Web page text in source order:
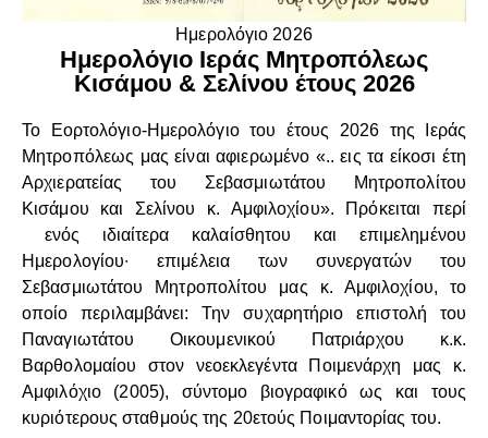
Ημερολόγιο 2026
Ημερολόγιο Ιεράς Μητροπόλεως
Κισάμου & Σελίνου έτους 2026
Το Εορτολόγιο-Ημερολόγιο του έτους 2026 της Ιεράς
Μητροπόλεως μας είναι αφιερωμένο «.. εις τα είκοσι έτη
Αρχιερατείας του Σεβασμιωτάτου Μητροπολίτου
Κισάμου και Σελίνου κ. Αμφιλοχίου». Πρόκειται περί
ενός ιδιαίτερα καλαίσθητου και επιμελημένου
Ημερολογίου∙ επιμέλεια των συνεργατών του
Σεβασμιωτάτου Μητροπολίτου μας κ. Αμφιλοχίου, το
οποίο περιλαμβάνει: Την συχαρητήριο επιστολή του
Παναγιωτάτου Οικουμενικού Πατριάρχου κ.κ.
Βαρθολομαίου στον νεοεκλεγέντα Ποιμενάρχη μας κ.
Αμφιλόχιο (2005), σύντομο βιογραφικό ως και τους
κυριότερους σταθμούς της 20ετούς Ποιμαντορίας του.